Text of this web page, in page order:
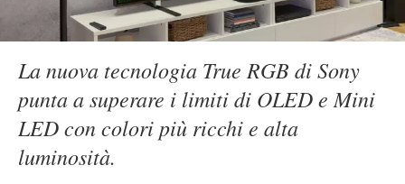
La nuova tecnologia True RGB di Sony
punta a superare i limiti di OLED e Mini
LED con colori più ricchi e alta
luminosità.